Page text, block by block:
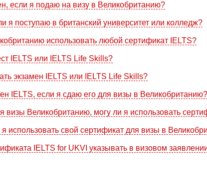
если я подаю на визу в Великобританию?
я поступаю в британский университет или колледж?
использовать любой сертификат IELTS?
IELTS или IELTS Life Skills?
экзамен IELTS или IELTS Life Skills?
IELTS, если я сдаю его для визы в Великобританию?
визы Великобританию, могу ли я использовать
использовать свой сертификат для визы в
IELTS for UKVI указывать в визовом